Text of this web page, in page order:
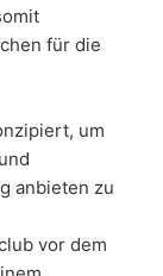
für die
um
anbieten zu
vor dem